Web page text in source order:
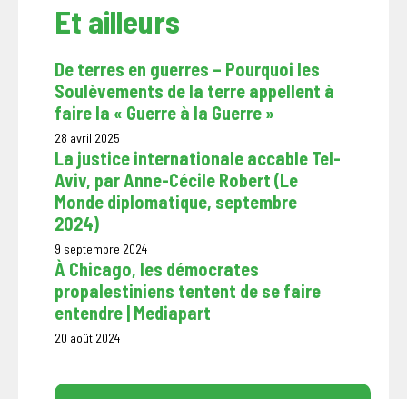
Et ailleurs
De terres en guerres – Pourquoi les
Soulèvements de la terre appellent à
faire la « Guerre à la Guerre »
28 avril 2025
La justice internationale accable Tel-
Aviv, par Anne-Cécile Robert (Le
Monde diplomatique, septembre
2024)
9 septembre 2024
À Chicago, les démocrates
propalestiniens tentent de se faire
entendre | Mediapart
20 août 2024